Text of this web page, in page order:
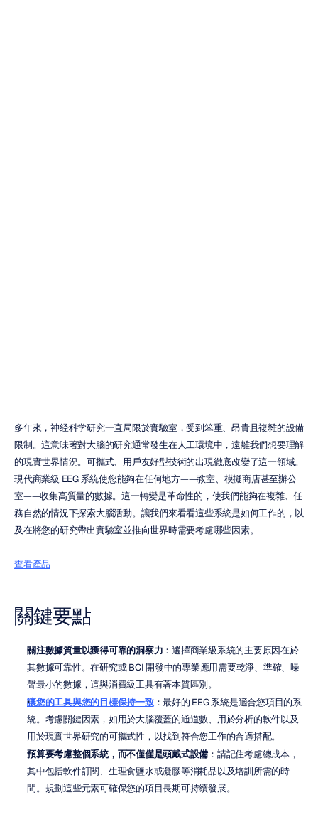
多年來，神经科学研究一直局限於實驗室，受到笨重、昂貴且複雜的設備
限制。這意味著對大腦的研究通常發生在人工環境中，遠離我們想要理解
的現實世界情況。可攜式、用戶友好型技術的出現徹底改變了這一領域。
現代商業級 EEG 系統使您能夠在任何地方——教室、模擬商店甚至辦公
室——收集高質量的數據。這一轉變是革命性的，使我們能夠在複雜、任
務自然的情況下探索大腦活動。讓我們來看看這些系統是如何工作的，以
及在將您的研究帶出實驗室並推向世界時需要考慮哪些因素。
查看產品
關鍵要點
關注數據質量以獲得可靠的洞察力 ：選擇商業級系統的主要原因在於
其數據可靠性。在研究或 BCI 開發中的專業應用需要乾淨、準確、噪
聲最小的數據，這與消費級工具有著本質區別。
讓您的工具與您的目標保持一致：最好的 EEG 系統是適合您項目的系
統。考慮關鍵因素，如用於大腦覆蓋的通道數、用於分析的軟件以及
用於現實世界研究的可攜式性，以找到符合您工作的合適搭配。
預算要考慮整個系統，而不僅僅是頭戴式設備 ：請記住考慮總成本，
其中包括軟件訂閱、生理食鹽水或凝膠等消耗品以及培訓所需的時
間。規劃這些元素可確保您的項目長期可持續發展。